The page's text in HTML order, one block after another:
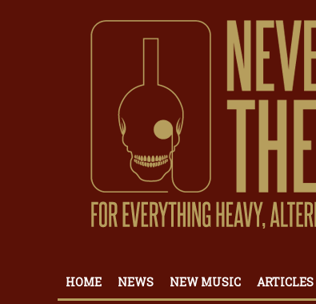
HOME NEWS NEW MUSIC ARTICLES